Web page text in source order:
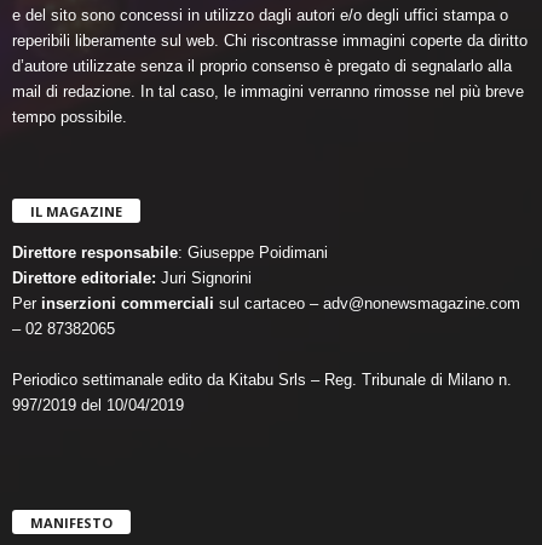
e del sito sono concessi in utilizzo dagli autori e/o degli uffici stampa o
reperibili liberamente sul web. Chi riscontrasse immagini coperte da diritto
d’autore utilizzate senza il proprio consenso è pregato di segnalarlo alla
mail di redazione. In tal caso, le immagini verranno rimosse nel più breve
tempo possibile.
IL MAGAZINE
Direttore responsabile: Giuseppe Poidimani
Direttore editoriale: Juri Signorini
Per inserzioni commerciali sul cartaceo – adv@nonewsmagazine.com
– 02 87382065
Periodico settimanale edito da Kitabu Srls – Reg. Tribunale di Milano n.
997/2019 del 10/04/2019
MANIFESTO